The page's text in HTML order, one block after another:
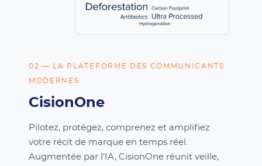
02 — LA PLATEFORME DES COMMUNICANTS
MODERNES
CisionOne
Pilotez, protégez, comprenez et amplifiez
votre récit de marque en temps réel.
Augmentée par l'IA, CisionOne réunit veille,